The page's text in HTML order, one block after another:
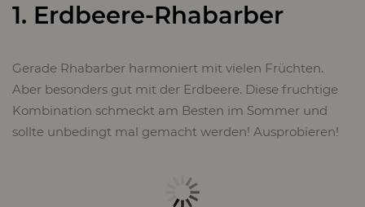
1. Erdbeere-Rhabarber
Gerade Rhabarber harmoniert mit vielen Früchten.
Aber besonders gut mit der Erdbeere. Diese fruchtige
Kombination schmeckt am Besten im Sommer und
sollte unbedingt mal gemacht werden! Ausprobieren!